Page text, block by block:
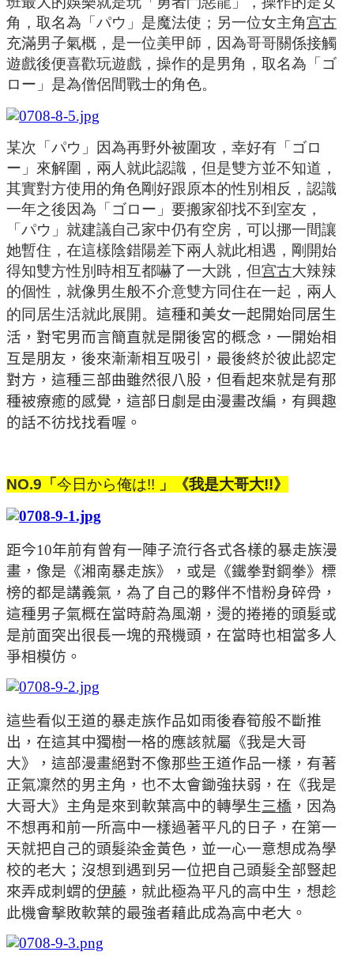
角，取名為「パウ」是魔法使；另一位女主角宫古
充滿男子氣概，是一位美甲師，因為哥哥關係接觸
遊戲後便喜歡玩遊戲，操作的是男角，取名為「ゴ
ロー」是為僧侶間戰士的角色。
某次「パウ」因為再野外被圍攻，幸好有「ゴロ
ー」來解圍，兩人就此認識，但是雙方並不知道，
其實對方使用的角色剛好跟原本的性別相反，認識
一年之後因為「ゴロー」要搬家卻找不到室友，
「パウ」就建議自己家中仍有空房，可以挪一間讓
她暫住，在這樣陰錯陽差下兩人就此相遇，剛開始
得知雙方性別時相互都嚇了一大跳，但宫古大辣辣
的個性，就像男生般不介意雙方同住在一起，兩人
的同居生活就此展開。 這種和美女一起開始同居生
活，對宅男而言簡直就是開後宮的概念，一開始相
互是朋友，後來漸漸相互吸引，最後終於彼此認定
對方，這種三部曲雖然很八股，但看起來就是有那
種被療癒的感覺，這部日劇是由漫畫改編，有興趣
的話不彷找找看喔。
NO.9 「 今日から俺は!! 」《我是大哥大!!》
距今10年前有曾有一陣子流行各式各樣的暴走族漫
畫，像是《湘南暴走族》，或是《鐵拳對鋼拳》標
榜的都是講義氣，為了自己的夥伴不惜粉身碎骨，
這種男子氣概在當時蔚為風潮，燙的捲捲的頭髮或
是前面突出很長一塊的飛機頭，在當時也相當多人
爭相模仿。
這些看似王道的暴走族作品如雨後春筍般不斷推
出，在這其中獨樹一格的應該就屬《我是大哥
大》，這部漫畫絕對不像那些王道作品一樣，有著
正氣凜然的男主角，也不太會鋤強扶弱，在《我是
大哥大》主角是來到軟葉高中的轉學生三橋 ，因為
不想再和前一所高中一樣過著平凡的日子，在第一
天就把自己的頭髮染金黃色，並一心一意想成為學
校的老大；沒想到遇到另一位把自己頭髮全部豎起
來弄成刺蝟的伊藤 ，就此極為平凡的高中生，想趁
此機會擊敗軟葉的最強者藉此成為高中老大。